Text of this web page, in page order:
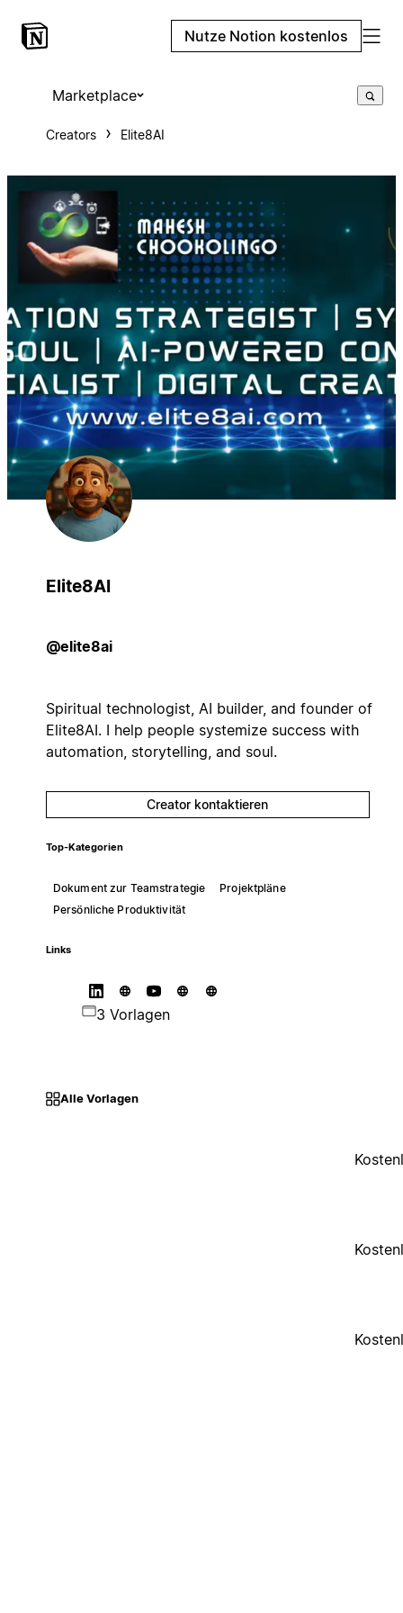
Nutze Notion kostenlos
Marketplace
Creators Elite8AI
Elite8AI
@elite8ai
Spiritual technologist, AI builder, and founder of
Elite8AI. I help people systemize success with
automation, storytelling, and soul.
Creator kontaktieren
Top-Kategorien
Dokument zur Teamstrategie
Projektpläne
Persönliche Produktivität
Links
3 Vorlagen
Alle Vorlagen